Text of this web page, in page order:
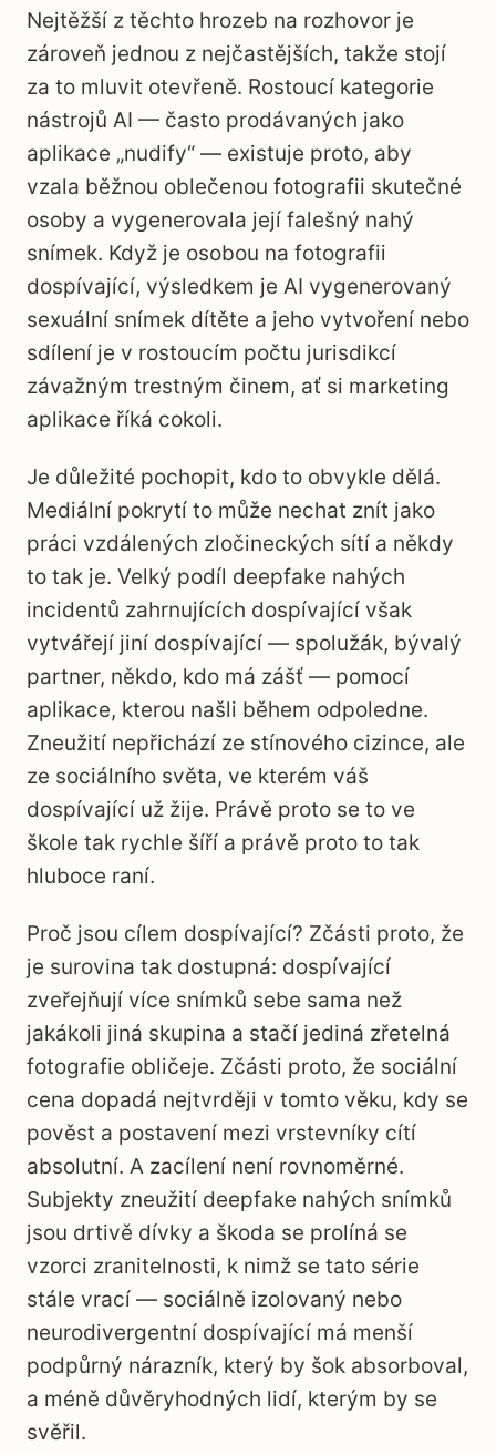
Nejtěžší z těchto hrozeb na rozhovor je
zároveň jednou z nejčastějších, takže stojí
za to mluvit otevřeně. Rostoucí kategorie
nástrojů AI — často prodávaných jako
aplikace „nudify“ — existuje proto, aby
vzala běžnou oblečenou fotografii skutečné
osoby a vygenerovala její falešný nahý
snímek. Když je osobou na fotografii
dospívající, výsledkem je AI vygenerovaný
sexuální snímek dítěte a jeho vytvoření nebo
sdílení je v rostoucím počtu jurisdikcí
závažným trestným činem, ať si marketing
aplikace říká cokoli.
Je důležité pochopit, kdo to obvykle dělá.
Mediální pokrytí to může nechat znít jako
práci vzdálených zločineckých sítí a někdy
to tak je. Velký podíl deepfake nahých
incidentů zahrnujících dospívající však
vytvářejí jiní dospívající — spolužák, bývalý
partner, někdo, kdo má zášť — pomocí
aplikace, kterou našli během odpoledne.
Zneužití nepřichází ze stínového cizince, ale
ze sociálního světa, ve kterém váš
dospívající už žije. Právě proto se to ve
škole tak rychle šíří a právě proto to tak
hluboce raní.
Proč jsou cílem dospívající? Zčásti proto, že
je surovina tak dostupná: dospívající
zveřejňují více snímků sebe sama než
jakákoli jiná skupina a stačí jediná zřetelná
fotografie obličeje. Zčásti proto, že sociální
cena dopadá nejtvrději v tomto věku, kdy se
pověst a postavení mezi vrstevníky cítí
absolutní. A zacílení není rovnoměrné.
Subjekty zneužití deepfake nahých snímků
jsou drtivě dívky a škoda se prolíná se
vzorci zranitelnosti, k nimž se tato série
stále vrací — sociálně izolovaný nebo
neurodivergentní dospívající má menší
podpůrný nárazník, který by šok absorboval,
a méně důvěryhodných lidí, kterým by se
svěřil.